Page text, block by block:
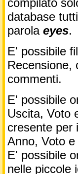
compilato
database
parola eyes.
E' possibile
Recensione,
commenti.
E' possibile
Uscita, Voto
cresente per
Anno, Voto
E' possibile
nelle piccole